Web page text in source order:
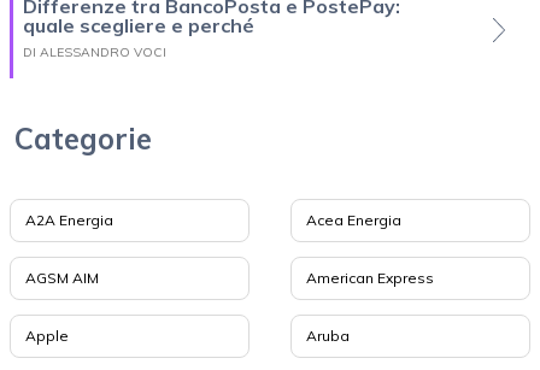
Differenze tra BancoPosta e PostePay:
quale scegliere e perché
DI ALESSANDRO VOCI
Categorie
A2A Energia Acea Energia
AGSM AIM American Express
Apple Aruba